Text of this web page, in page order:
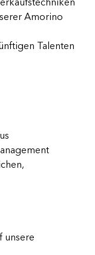
Amorino
Talenten
unsere